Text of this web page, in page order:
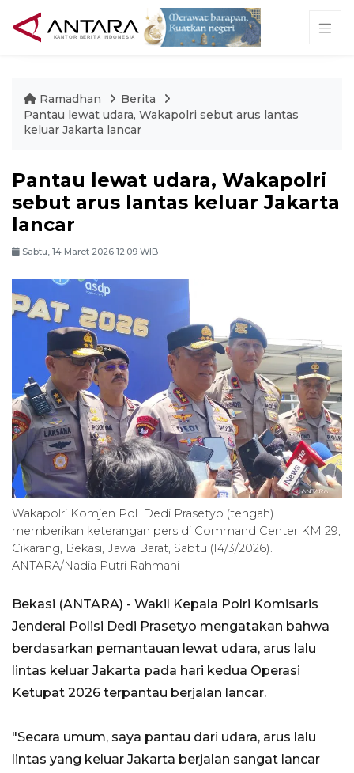
Ramadhan
Berita
Pantau lewat udara, Wakapolri sebut arus lantas
keluar Jakarta lancar
Pantau lewat udara, Wakapolri
sebut arus lantas keluar Jakarta
lancar
Sabtu, 14 Maret 2026 12:09 WIB
Wakapolri Komjen Pol. Dedi Prasetyo (tengah)
memberikan keterangan pers di Command Center KM 29,
Cikarang, Bekasi, Jawa Barat, Sabtu (14/3/2026).
ANTARA/Nadia Putri Rahmani
Bekasi (ANTARA) - Wakil Kepala Polri Komisaris
Jenderal Polisi Dedi Prasetyo mengatakan bahwa
berdasarkan pemantauan lewat udara, arus lalu
lintas keluar Jakarta pada hari kedua Operasi
Ketupat 2026 terpantau berjalan lancar.
"Secara umum, saya pantau dari udara, arus lalu
lintas yang keluar Jakarta berjalan sangat lancar